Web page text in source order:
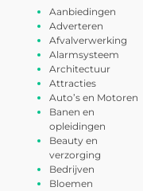
Aanbiedingen
Adverteren
Afvalverwerking
Alarmsysteem
Architectuur
Attracties
Auto’s en Motoren
Banen en
opleidingen
Beauty en
verzorging
Bedrijven
Bloemen